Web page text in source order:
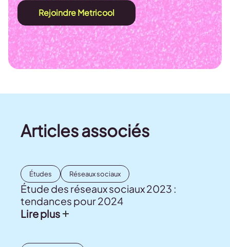
Rejoindre Metricool
Articles associés
Études Réseaux sociaux
Étude des réseaux sociaux 2023 :
tendances pour 2024
Lire plus